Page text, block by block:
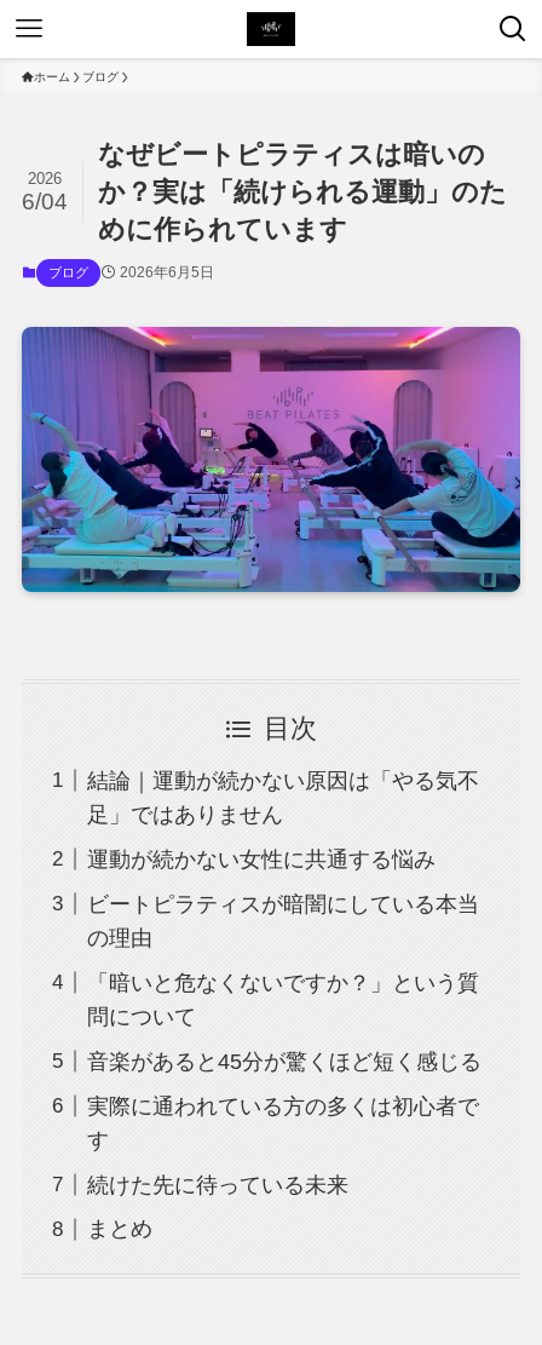
ホーム ブログ
なぜビートピラティスは暗いの
か？実は「続けられる運動」のた
めに作られています
2026
6/04
ブログ 2026年6月5日
目次
結論｜運動が続かない原因は「やる気不
足」ではありません
運動が続かない女性に共通する悩み
ビートピラティスが暗闇にしている本当
の理由
「暗いと危なくないですか？」という質
問について
音楽があると45分が驚くほど短く感じる
実際に通われている方の多くは初心者で
す
続けた先に待っている未来
まとめ